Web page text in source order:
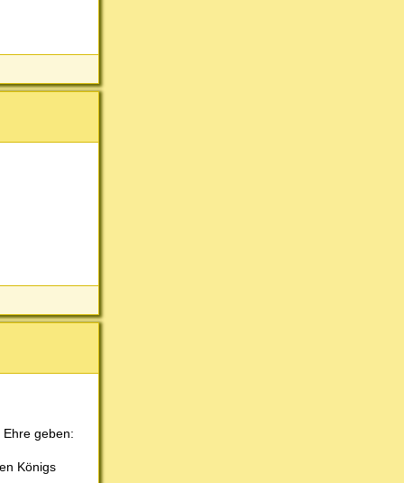
geben:
Königs